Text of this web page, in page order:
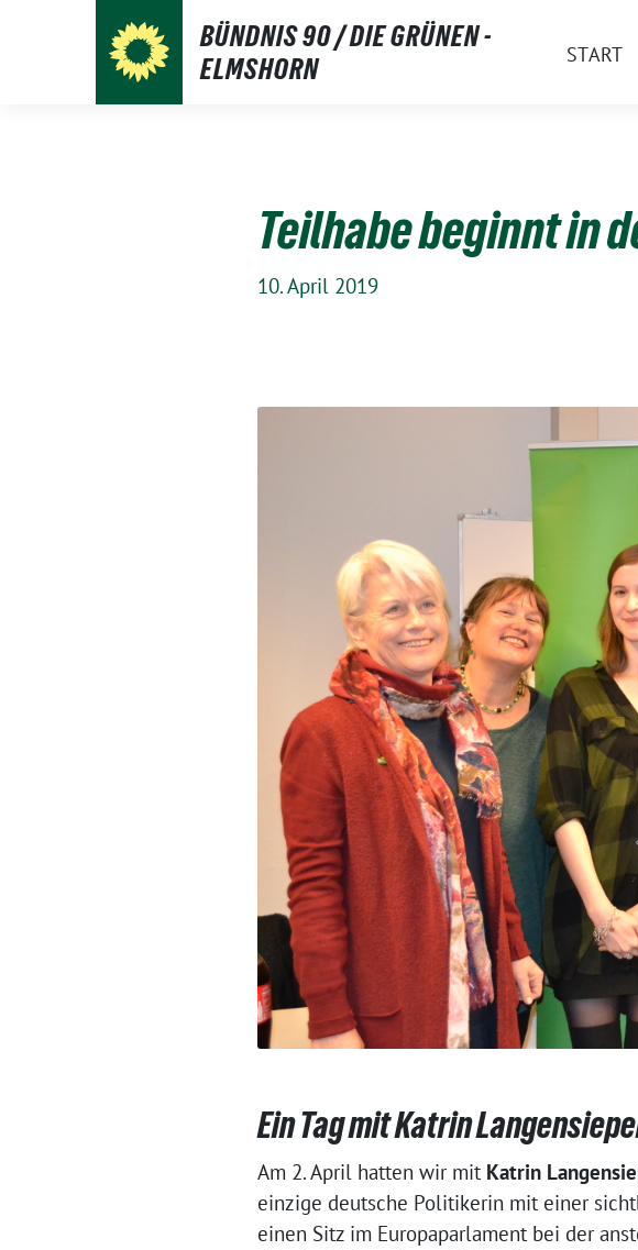
BÜNDNIS 90 / DIE GRÜNEN -
ELMSHORN
START
Teilhabe beginnt in
10. April 2019
Ein Tag mit Katrin
Am 2. April hatten wir mit Katrin
einzige deutsche Politikerin mit einer
einen Sitz im Europaparlament bei der